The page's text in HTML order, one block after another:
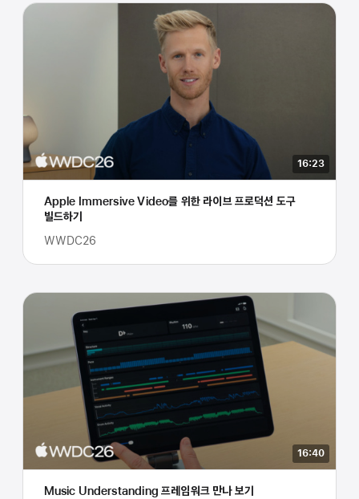
16:23
Apple Immersive Video를 위한 라이브 프로덕션 도구
빌드하기
WWDC26
16:40
Music Understanding 프레임워크 만나 보기